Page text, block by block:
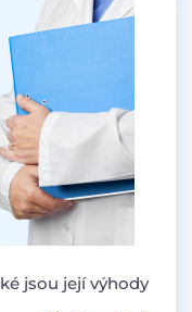
jsou její výhody